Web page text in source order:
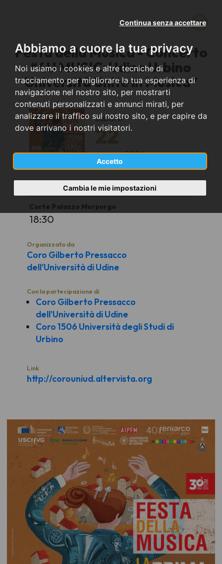
Abbiamo a cuore la tua privacy
Noi usiamo i cookies e altre tecniche di
tracciamento per migliorare la tua esperienza di
navigazione nel nostro sito, per mostrarti
contenuti personalizzati e annunci mirati, per
analizzare il traffico sul nostro sito, e per capire da
dove arrivano i nostri visitatori.
Accetto
Continua senza accettare
Cambia le mie impostazioni
Festa della Musica - Concerto
“4U MUSIC: Udine Urbino
Università Unite in Musica”
sabato
22
giugno2024
Udine (UD)
Corte Palazzo Morpurgo
18:30
Organizzato da
Coro Gilberto Pressacco
dell'Università di Udine
Con la partecipazione di
Coro Gilberto Pressacco
dell'Università di Udine
Coro 1506 Università degli Studi di
Urbino
Link
http://corouniud.altervista.org